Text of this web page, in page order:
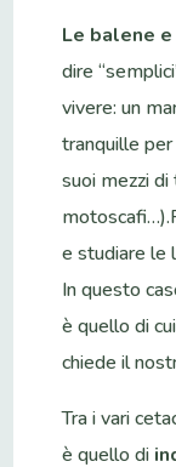
Le balene
dire
vivere: un
tranquille
suoi mezzi di
e studiare le
In questo
è quello di
chiede il
Tra i vari
è quello di